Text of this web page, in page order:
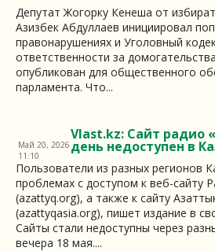
Депутат Жогорку Кенеша от
Азизбек Абдуллаев инициировал
правонарушениях и Уголовный
ответственности за
опубликован для общественного
парламента. Что...
Vlast.kz: Сайт радио
день недоступен в
Май 20, 2026
11:10
Пользователи из разных регионов
проблемах с доступом к веб-сайту
(azattyq.org), а также к сайту
(azattyqasia.org), пишет издание в
Сайты стали недоступны через
вечера 18 мая....